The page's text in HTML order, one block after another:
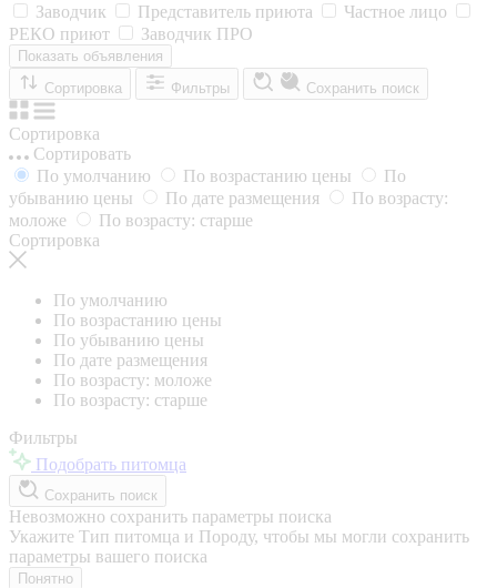
Заводчик
Представитель приюта
Частное лицо
РЕКО приют
Заводчик ПРО
Показать объявления
Сортировка
Фильтры Сохранить поиск
Сортировка
Сортировать
По умолчанию
По возрастанию цены
По
убыванию цены
По дате размещения
По возрасту:
моложе
По возрасту: старше
Сортировка
По умолчанию
По возрастанию цены
По убыванию цены
По дате размещения
По возрасту: моложе
По возрасту: старше
Фильтры
Подобрать питомца
Сохранить поиск
Невозможно сохранить параметры поиска
Укажите Тип питомца и Породу, чтобы мы могли сохранить
параметры вашего поиска
Понятно